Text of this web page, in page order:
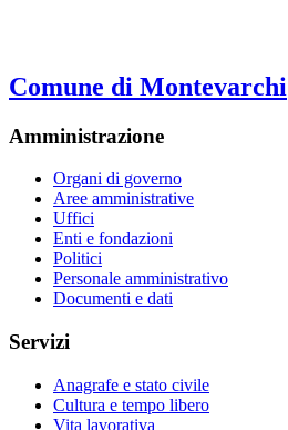
Comune di Montevarchi
Amministrazione
Organi di governo
Aree amministrative
Uffici
Enti e fondazioni
Politici
Personale amministrativo
Documenti e dati
Servizi
Anagrafe e stato civile
Cultura e tempo libero
Vita lavorativa